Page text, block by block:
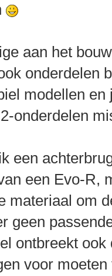
aan het
onderdelen
modellen
onderdelen
een
een Evo-R,
materiaal om
geen
ontbreekt
voor